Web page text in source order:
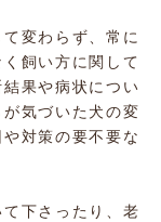
変わらず、常に
飼い方に関して
果や病状につい
気づいた犬の変
対策の要不要な
下さったり、老